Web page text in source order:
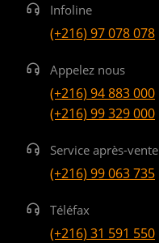
Infoline
(+216) 97 078 078
Appelez nous
(+216) 94 883 000
(+216) 99 329 000
Service après-vente
(+216) 99 063 735
Téléfax
(+216) 31 591 550